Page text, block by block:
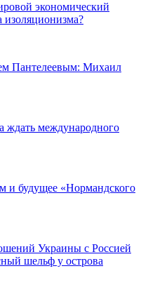
экономический
Пантелеевым: Михаил
ждать международного
и будущее «Нормандского
Украины с Россией
шельф у острова